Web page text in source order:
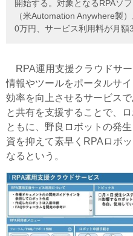
開始する。対象となるRPAソ
（米Automation Anywhere製
0万円、サービス利用料が月額
RPA運用支援クラウドサ
情報やツールをポータルサ
効率を向上させるサービス
と共有を支援することで、
ともに、野良ロボットの発
資を抑えて素早くRPAロボ
なるという。